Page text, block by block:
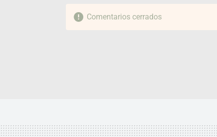
Comentarios cerrados